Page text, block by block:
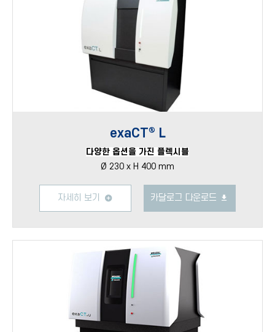
exaCT® L
다양한 옵션을 가진 플렉시블
Ø 230 x H 400 mm
자세히 보기 카달로그 다운로드